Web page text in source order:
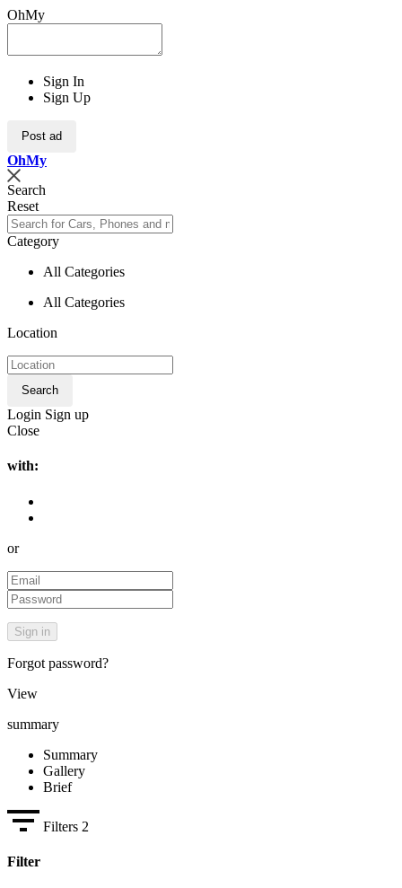
OhMy
Sign In
Sign Up
Post ad
OhMy
Search
Reset
Category
All Categories
All Categories
Location
Search
Login Sign up
Close
with:
or
Forgot password?
View
summary
Summary
Gallery
Brief
Filters 2
Filter